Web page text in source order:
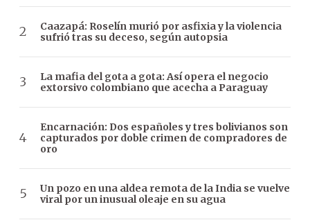
Caazapá: Roselín murió por asfixia y la violencia
sufrió tras su deceso, según autopsia
La mafia del gota a gota: Así opera el negocio
extorsivo colombiano que acecha a Paraguay
Encarnación: Dos españoles y tres bolivianos son
capturados por doble crimen de compradores de
oro
Un pozo en una aldea remota de la India se vuelve
viral por un inusual oleaje en su agua